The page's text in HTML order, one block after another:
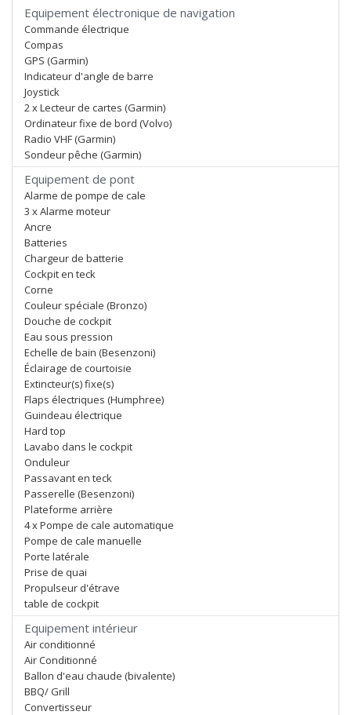
Equipement électronique de navigation
Commande électrique
Compas
GPS (Garmin)
Indicateur d'angle de barre
Joystick
2 x Lecteur de cartes (Garmin)
Ordinateur fixe de bord (Volvo)
Radio VHF (Garmin)
Sondeur pêche (Garmin)
Equipement de pont
Alarme de pompe de cale
3 x Alarme moteur
Ancre
Batteries
Chargeur de batterie
Cockpit en teck
Corne
Couleur spéciale (Bronzo)
Douche de cockpit
Eau sous pression
Echelle de bain (Besenzoni)
Éclairage de courtoisie
Extincteur(s) fixe(s)
Flaps électriques (Humphree)
Guindeau électrique
Hard top
Lavabo dans le cockpit
Onduleur
Passavant en teck
Passerelle (Besenzoni)
Plateforme arrière
4 x Pompe de cale automatique
Pompe de cale manuelle
Porte latérale
Prise de quai
Propulseur d'étrave
table de cockpit
Equipement intérieur
Air conditionné
Air Conditionné
Ballon d'eau chaude (bivalente)
BBQ/ Grill
Convertisseur